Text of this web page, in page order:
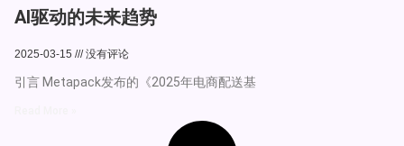
AI驱动的未来趋势
2025-03-15 没有评论
引言 Metapack发布的《2025年电商配送基